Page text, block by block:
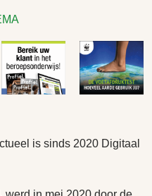
is sinds 2020 Digitaal